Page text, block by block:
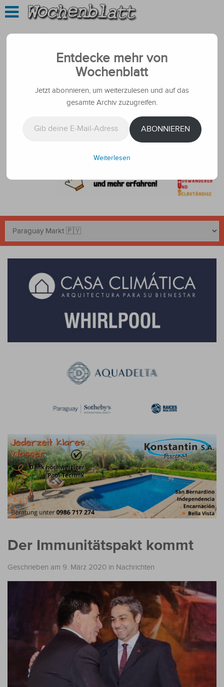
Der Immunitätspakt kommt
Geschrieben am 9. März 2020 in Nachrichten
Entdecke mehr von
Wochenblatt
Jetzt abonnieren, um weiterzulesen und auf das
gesamte Archiv zuzugreifen.
ABONNIEREN
Weiterlesen